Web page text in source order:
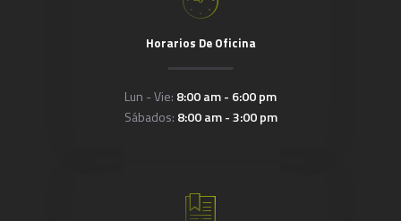
Horarios De Oficina
Lun - Vie: 8:00 am - 6:00 pm
Sábados: 8:00 am - 3:00 pm